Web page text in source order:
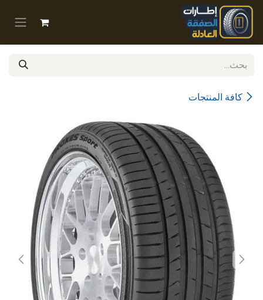
تخطي للذهاب إلى المحتوى
كافة المنتجات